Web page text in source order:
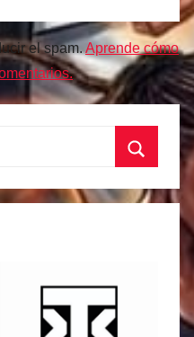
el spam. Aprende cómo